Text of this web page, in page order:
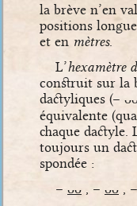
la brève n’en
positions
et en mètres.
L’hexamètre
construit sur la
dactyliques (–
équivalente
chaque dactyle.
toujours un
spondée :
– ᴗᴗ , – ᴗᴗ , –